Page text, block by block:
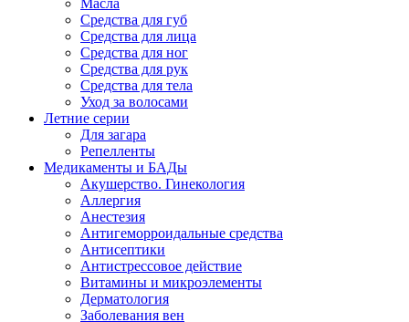
Масла
Средства для губ
Средства для лица
Средства для ног
Средства для рук
Средства для тела
Уход за волосами
Летние серии
Для загара
Репелленты
Медикаменты и БАДы
Акушерство. Гинекология
Аллергия
Анестезия
Антигеморроидальные средства
Антисептики
Антистрессовое действие
Витамины и микроэлементы
Дерматология
Заболевания вен